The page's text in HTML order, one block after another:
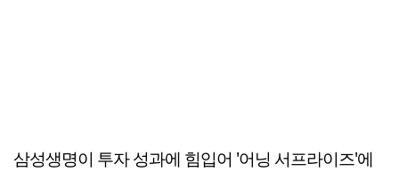
삼성생명이 투자 성과에 힘입어 '어닝 서프라이즈'에